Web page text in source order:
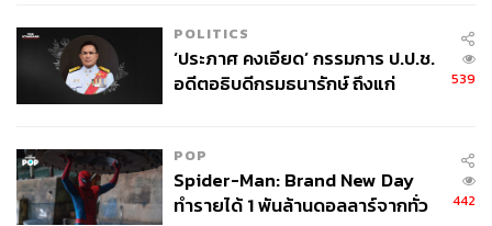
POLITICS
‘ประภาศ คงเอียด’ กรรมการ ป.ป.ช.
อดีตอธิบดีกรมธนารักษ์ ถึงแก่
539
POP
Spider-Man: Brand New Day
ทำรายได้ 1 พันล้านดอลลาร์จากทั่ว
442